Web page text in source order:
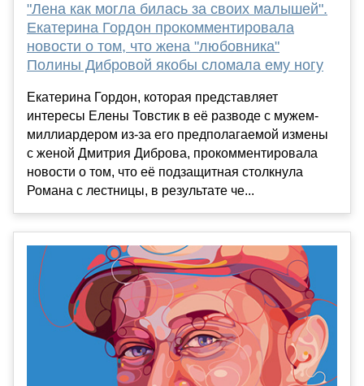
"Лена как могла билась за своих малышей".
Екатерина Гордон прокомментировала
новости о том, что жена "любовника"
Полины Дибровой якобы сломала ему ногу
Екатерина Гордон, которая представляет
интересы Елены Товстик в её разводе с мужем-
миллиардером из-за его предполагаемой измены
с женой Дмитрия Диброва, прокомментировала
новости о том, что её подзащитная столкнула
Романа с лестницы, в результате че...